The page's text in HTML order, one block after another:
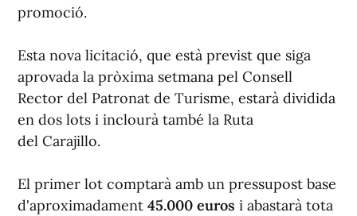
promoció.
Esta nova licitació, que està previst que siga
aprovada la pròxima setmana pel Consell
Rector del Patronat de Turisme, estarà dividida
en dos lots i inclourà també la Ruta
del Carajillo.
El primer lot comptarà amb un pressupost base
d'aproximadament 45.000 euros i abastarà tota